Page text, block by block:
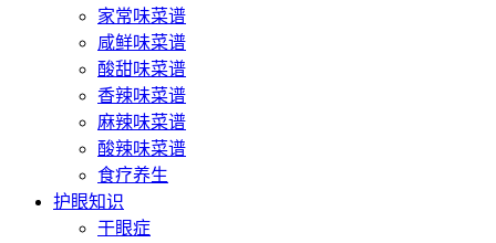
家常味菜谱
咸鲜味菜谱
酸甜味菜谱
香辣味菜谱
麻辣味菜谱
酸辣味菜谱
食疗养生
护眼知识
干眼症